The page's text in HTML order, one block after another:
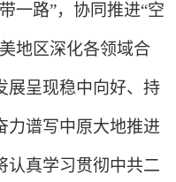
一路”，协同推进“空
地区深化各领域合
展呈现稳中向好、持
力谱写中原大地推进
认真学习贯彻中共二